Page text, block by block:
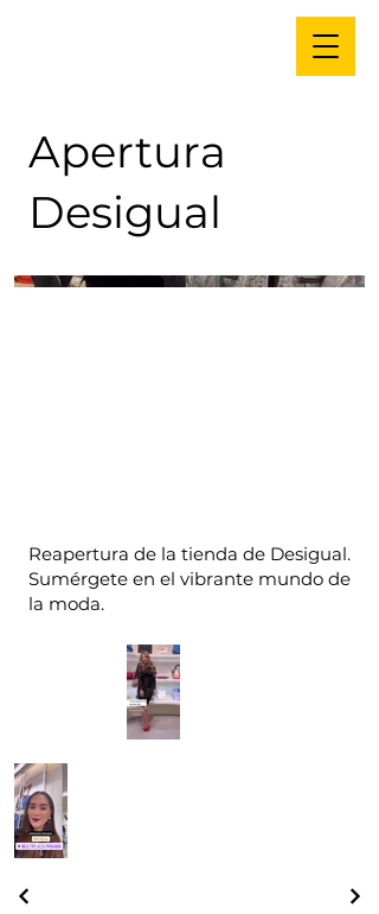
Apertura
Desigual
Reapertura de la tienda de Desigual.
Sumérgete en el vibrante mundo de
la moda.